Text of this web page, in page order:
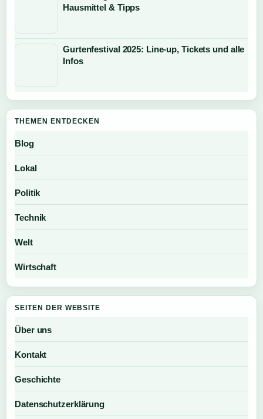
Hausmittel & Tipps
Gurtenfestival 2025: Line-up, Tickets und alle
Infos
THEMEN ENTDECKEN
Blog
Lokal
Politik
Technik
Welt
Wirtschaft
SEITEN DER WEBSITE
Über uns
Kontakt
Geschichte
Datenschutzerklärung